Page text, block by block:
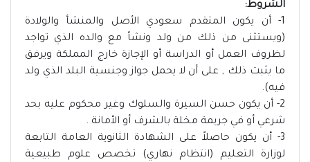
الشروط:
1- أن يكون المتقدم سعودي الأصل والمنشأ والولادة
(ويستثنى من ذلك من ولد ونشأ مع والده الذي تواجد
لظروف العمل أو الدراسة أو الإجازة خارج المملكة ويرفق
ما يثبت ذلك , على أن لا يحمل جواز وجنسية البلد الذي ولد
فيه).
2- أن يكون حسن السيرة والسلوك وغير محكوم عليه بحد
شرعي أو في جريمة مخلة بالشرف أو الأمانة .
3- أن يكون حاصلاً على الشهادة الثانوية العامة التابعة
لوزارة التعليم (انتظام نهاري) تخصص علوم طبيعية